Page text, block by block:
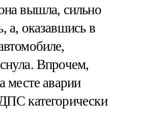
вышла, сильно
а, оказавшись в
Впрочем,
месте аварии
категорически